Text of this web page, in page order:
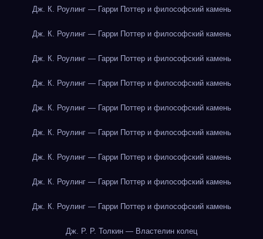
Дж. К. Роулинг — Гарри Поттер и философский камень
Дж. К. Роулинг — Гарри Поттер и философский камень
Дж. К. Роулинг — Гарри Поттер и философский камень
Дж. К. Роулинг — Гарри Поттер и философский камень
Дж. К. Роулинг — Гарри Поттер и философский камень
Дж. К. Роулинг — Гарри Поттер и философский камень
Дж. К. Роулинг — Гарри Поттер и философский камень
Дж. К. Роулинг — Гарри Поттер и философский камень
Дж. К. Роулинг — Гарри Поттер и философский камень
Дж. Р. Р. Толкин — Властелин колец